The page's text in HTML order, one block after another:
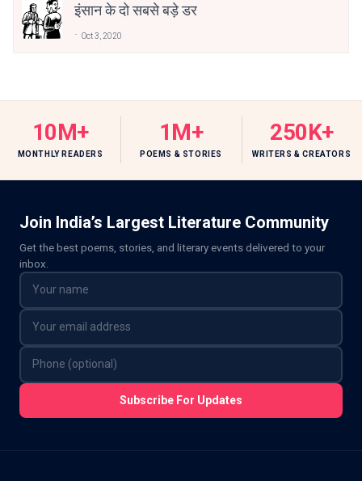
इंसान के दो सबसे बड़े डर
Oct 3, 2020
10M+
MONTHLY READERS
1M+
POEMS & STORIES
250K+
WRITERS & CREATORS
Join India’s Largest Literature Community
Get the best poems, stories, and literary events delivered to your
inbox.
Subscribe For Updates